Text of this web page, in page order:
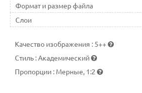
Формат и размер файла
Слои
Качество изображения : 5++
Стиль : Академический
Пропорции : Мерные, 1:2